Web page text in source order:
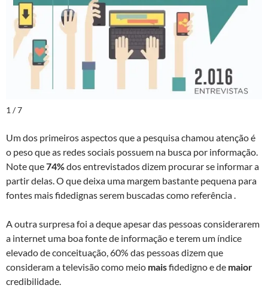
1 / 7
Um dos primeiros aspectos que a pesquisa chamou atenção é
o peso que as redes sociais possuem na busca por informação.
Note que74%dos entrevistados dizem procurar se informar a
partir delas. O que deixa uma margem bastante pequena para
fontes mais fidedignas serem buscadas como referência .
A outra surpresa foi a deque apesar das pessoas considerarem
a internet uma boa fonte de informação e terem um índice
elevado de conceituação, 60% das pessoas dizem que
consideram a televisão como meio maisfidedigno e de maior
credibilidade.